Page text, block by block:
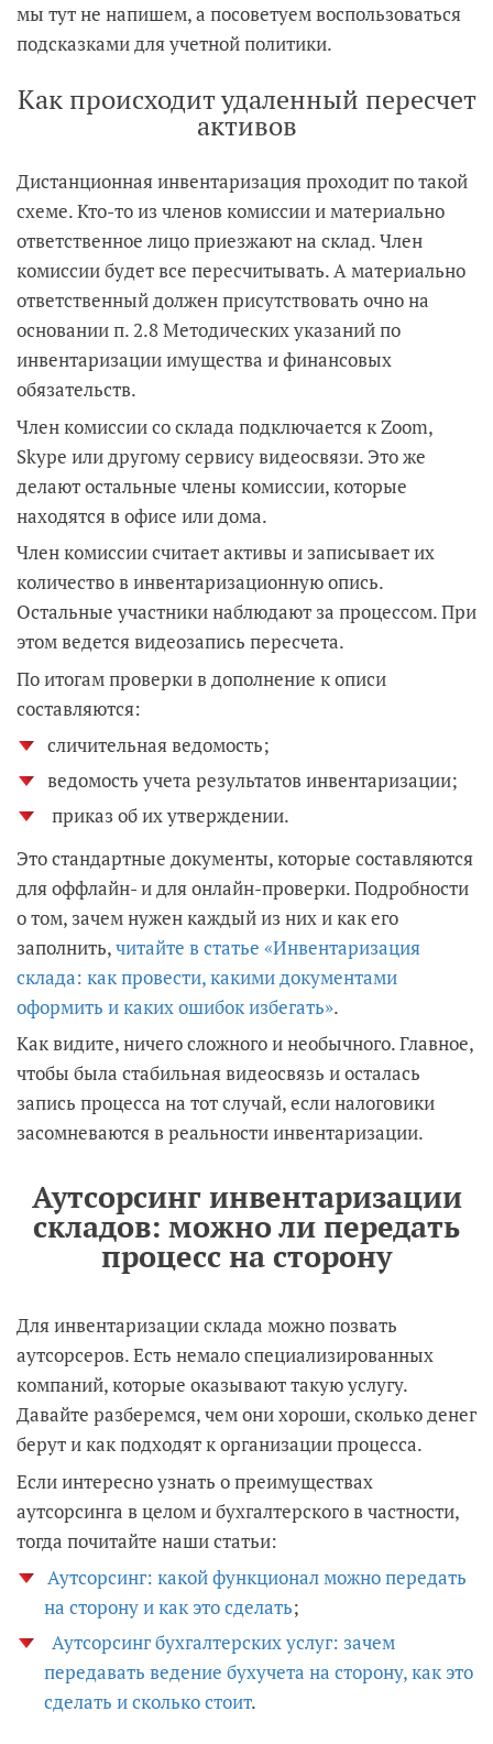
мы тут не напишем, а посоветуем воспользоваться
подсказками для учетной политики.
Как происходит удаленный пересчет
активов
Дистанционная инвентаризация проходит по такой
схеме. Кто-то из членов комиссии и материально
ответственное лицо приезжают на склад. Член
комиссии будет все пересчитывать. А материально
ответственный должен присутствовать очно на
основании п. 2.8 Методических указаний по
инвентаризации имущества и финансовых
обязательств.
Член комиссии со склада подключается к Zoom,
Skype или другому сервису видеосвязи. Это же
делают остальные члены комиссии, которые
находятся в офисе или дома.
Член комиссии считает активы и записывает их
количество в инвентаризационную опись.
Остальные участники наблюдают за процессом. При
этом ведется видеозапись пересчета.
По итогам проверки в дополнение к описи
составляются:
сличительная ведомость;
ведомость учета результатов инвентаризации;
приказ об их утверждении.
Это стандартные документы, которые составляются
для оффлайн- и для онлайн-проверки. Подробности
о том, зачем нужен каждый из них и как его
заполнить,читайте в статье «Инвентаризация
склада: как провести, какими документами
оформить и каких ошибок избегать».
Как видите, ничего сложного и необычного. Главное,
чтобы была стабильная видеосвязь и осталась
запись процесса на тот случай, если налоговики
засомневаются в реальности инвентаризации.
Аутсорсинг инвентаризации
складов: можно ли передать
процесс на сторону
Для инвентаризации склада можно позвать
аутсорсеров. Есть немало специализированных
компаний, которые оказывают такую услугу.
Давайте разберемся, чем они хороши, сколько денег
берут и как подходят к организации процесса.
Если интересно узнать о преимуществах
аутсорсинга в целом и бухгалтерского в частности,
тогда почитайте наши статьи:
Аутсорсинг: какой функционал можно передать
на сторону и как это сделать;
Аутсорсинг бухгалтерских услуг: зачем
передавать ведение бухучета на сторону, как это
сделать и сколько стоит.